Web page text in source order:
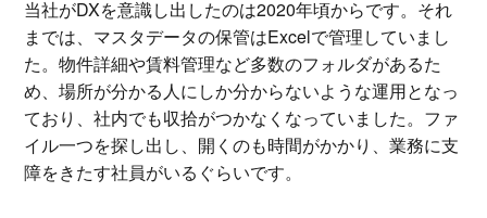
当社がDXを意識し出したのは2020年頃からです。それ
までは、マスタデータの保管はExcelで管理していまし
た。物件詳細や賃料管理など多数のフォルダがあるた
め、場所が分かる人にしか分からないような運用となっ
ており、社内でも収拾がつかなくなっていました。ファ
イル一つを探し出し、開くのも時間がかかり、業務に支
障をきたす社員がいるぐらいです。